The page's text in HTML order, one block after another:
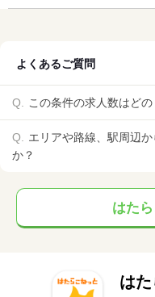
よくあるご質問
この条件の求人数はど
エリアや路線、駅周辺
か？
はた
は